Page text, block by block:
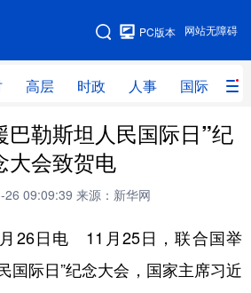
网站无障碍
PC版本
高层 时政 人事 国际 财
网站地图
层 时政 人事
经 网评
创 量子 体育
书画 军事
巴勒斯坦人民国际日”纪
大会致贺电
26 09:09:39 来源：新华网
日电 11月25日，联合国举
国际日”纪念大会，国家主席习近